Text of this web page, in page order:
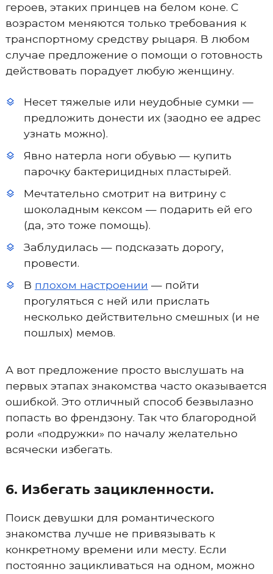
героев, этаких принцев на белом коне. С
возрастом меняются только требования к
транспортному средству рыцаря. В любом
случае предложение о помощи о готовность
действовать порадует любую женщину.
Несет тяжелые или неудобные сумки —
предложить донести их (заодно ее адрес
узнать можно).
Явно натерла ноги обувью — купить
парочку бактерицидных пластырей.
Мечтательно смотрит на витрину с
шоколадным кексом — подарить ей его
(да, это тоже помощь).
Заблудилась — подсказать дорогу,
провести.
В плохом настроении — пойти
прогуляться с ней или прислать
несколько действительно смешных (и не
пошлых) мемов.
А вот предложение просто выслушать на
первых этапах знакомства часто оказывается
ошибкой. Это отличный способ безвылазно
попасть во френдзону. Так что благородной
роли «подружки» по началу желательно
всячески избегать.
6. Избегать зацикленности.
Поиск девушки для романтического
знакомства лучше не привязывать к
конкретному времени или месту. Если
постоянно зацикливаться на одном, можно